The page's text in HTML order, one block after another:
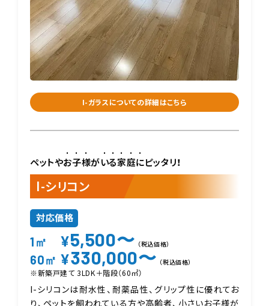
I-ガラスについての詳細はこちら
ペットやお子様がいる家庭にピッタリ！
I-シリコン
対応価格
1㎡ ¥5,500〜 （税込価格）
60㎡ ¥330,000〜 （税込価格）
※新築戸建て 3LDK＋階段（60㎡）
I-シリコンは耐水性、耐薬品性、グリップ性に優れてお
り、ペットを飼われている方や高齢者、小さいお子様が